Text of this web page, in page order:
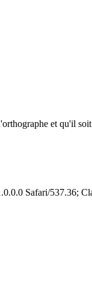
et qu'il
Safari/537.36;